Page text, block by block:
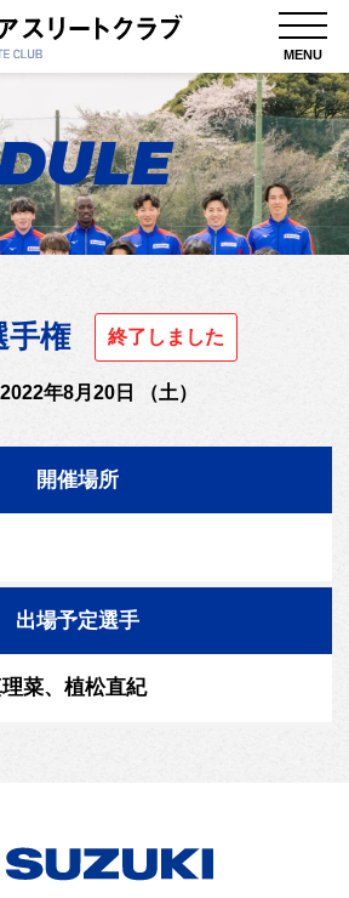
MENU
手権 終了しました
2022年8月20日 （土）
開催場所
出場予定選手
菜、植松直紀